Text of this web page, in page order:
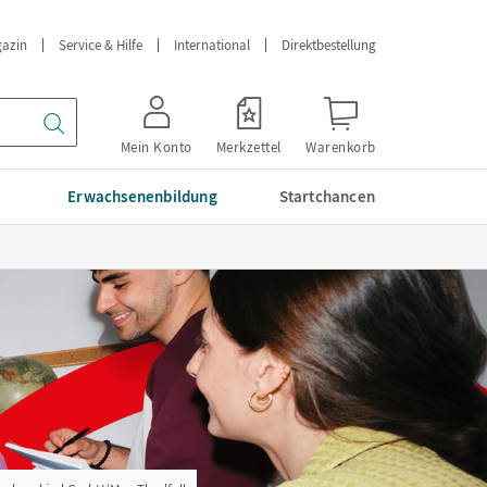
Service & Hilfe International Direktbestellung
Mein Konto Merkzettel Warenkorb
Erwachsenenbildung Startchancen